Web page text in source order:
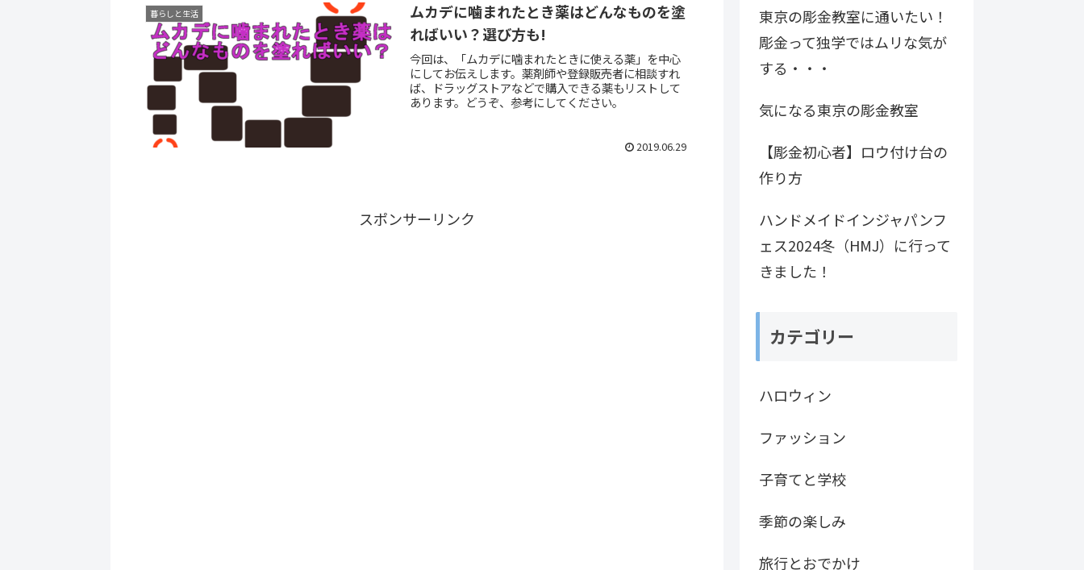
暮らしと生活
ムカデに噛まれたとき薬はどんなものを塗
ればいい？選び方も!
今回は、「ムカデに噛まれたときに使える薬」を中心
にしてお伝えします。薬剤師や登録販売者に相談すれ
ば、ドラッグストアなどで購入できる薬もリストして
あります。どうぞ、参考にしてください。
2019.06.29
スポンサーリンク
東京の彫金教室に通いたい！
彫金って独学ではムリな気が
する・・・
気になる東京の彫金教室
【彫金初心者】ロウ付け台の
作り方
ハンドメイドインジャパンフ
ェス2024冬（HMJ）に行って
きました！
カテゴリー
ハロウィン
ファッション
子育てと学校
季節の楽しみ
旅行とおでかけ